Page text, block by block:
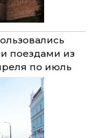
поездами из
по июль